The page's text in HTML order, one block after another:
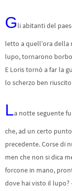
Gli abitanti del
letto a quell’ora della
lupo, tornarono
E Loris tornò a far la
lo scherzo ben
La notte seguente
che, ad un certo
precedente. Corse di
men che non si dica
forcone in mano,
dove hai visto il lupo?